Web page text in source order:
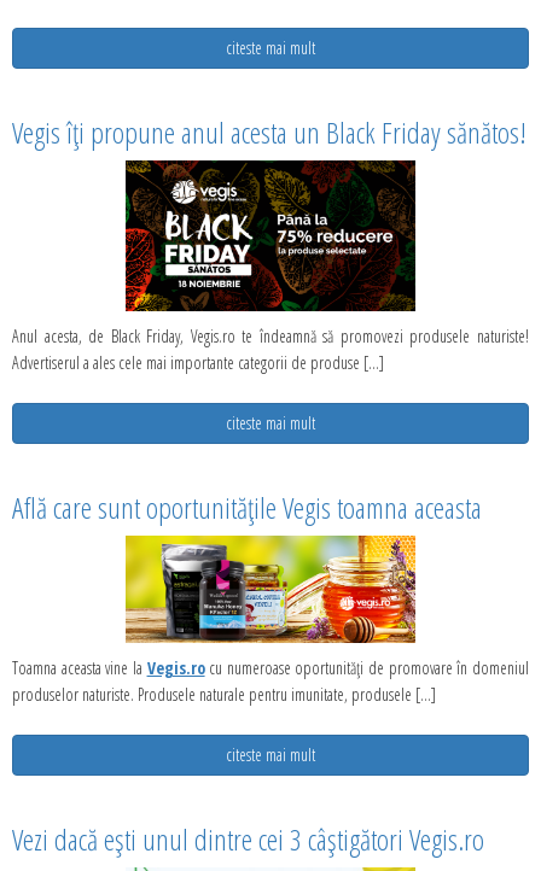
citeste mai mult
Vegis îți propune anul acesta un Black Friday sănătos!
Anul acesta, de Black Friday, Vegis.ro te îndeamnă să promovezi produsele naturiste!
Advertiserul a ales cele mai importante categorii de produse [...]
citeste mai mult
Află care sunt oportunitățile Vegis toamna aceasta
Toamna aceasta vine la Vegis.rocu numeroase oportunități de promovare în domeniul
produselor naturiste. Produsele naturale pentru imunitate, produsele [...]
citeste mai mult
Vezi dacă ești unul dintre cei 3 câștigători Vegis.ro